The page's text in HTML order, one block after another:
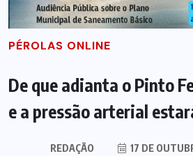
PÉROLAS ONLINE
De que adianta o Pinto
e a pressão arterial
REDAÇÃO 17 DE